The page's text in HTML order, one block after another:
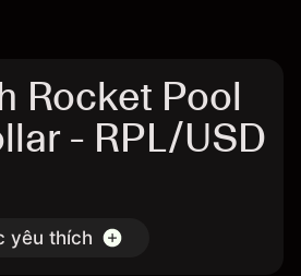
Rocket Pool
- RPL/USD
yêu thích